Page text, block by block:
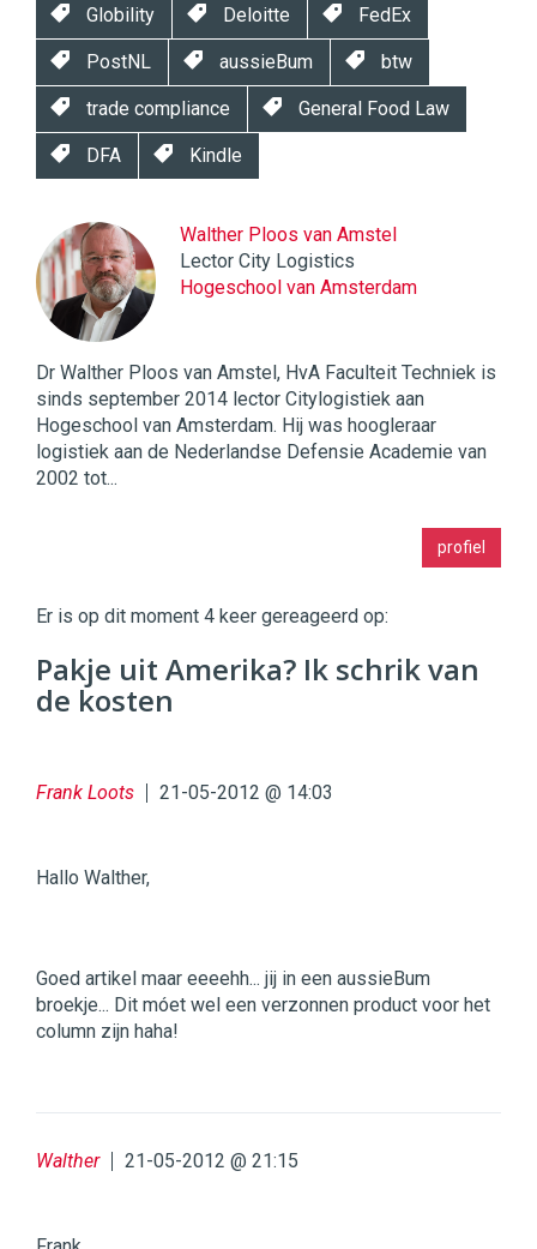
Globility Deloitte FedEx
PostNL aussieBum btw
trade compliance General Food Law
DFA Kindle
Walther Ploos van Amstel
Lector City Logistics
Hogeschool van Amsterdam
Dr Walther Ploos van Amstel, HvA Faculteit Techniek is
sinds september 2014 lector Citylogistiek aan
Hogeschool van Amsterdam. Hij was hoogleraar
logistiek aan de Nederlandse Defensie Academie van
2002 tot...
profiel
Commerce https://twinklemagazine.nl
9654
Er is op dit moment 4 keer gereageerd op:
Pakje uit Amerika? Ik schrik van
de kosten
Frank Loots 21-05-2012 @ 14:03
Hallo Walther,
Goed artikel maar eeeehh... jij in een aussieBum
broekje... Dit móet wel een verzonnen product voor het
column zijn haha!
Walther 21-05-2012 @ 21:15